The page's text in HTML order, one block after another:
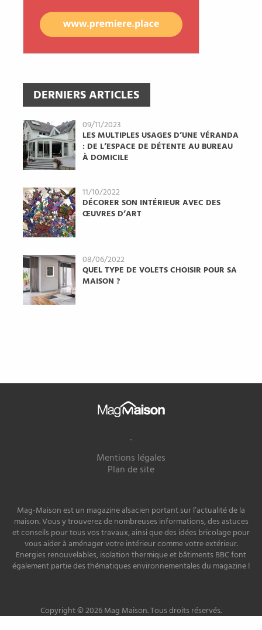
DERNIERS ARTICLES
09/11/2023
LES MULTIPLES USAGES D’UNE VÉRANDA
: DE L’ESPACE DE DÉTENTE AU BUREAU
À DOMICILE
11/10/2022
DÉCORER SON INTÉRIEUR AVEC DES
ŒUVRES D’ART
08/06/2022
QUEL TYPE DE VOLETS CHOISIR POUR SA
MAISON ?
Mag
Maison
-
Mentions légales
Plan de site
Mag-Maison est un magazine alsacien portant sur l’actualité de la
maison. Vous y trouverez de nombreuses informations, des astuces
et conseils pour tous vos travaux, ainsi que des idées bricolage pour
vous aider à aménager votre intérieur comme votre extérieur.
Energies renouvelables, isolation thermique et bâtiments BBC font
également partie des thématiques environnementales du magazine !
Copyright © 2026 Mag Maison. Tous droits réservés.